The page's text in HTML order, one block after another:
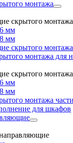
монтажа
скрытого монтажа
мм
мм
скрытого
монтажа для
скрытого монтажа
мм
мм
монтажа
для шкафов